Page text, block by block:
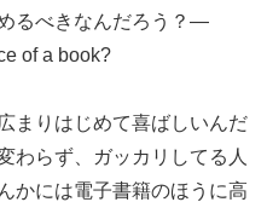
るべきなんだろう？—
of a book?
まりはじめて喜ばしいんだ
わらず、ガッカリしてる人
かには電子書籍のほうに高